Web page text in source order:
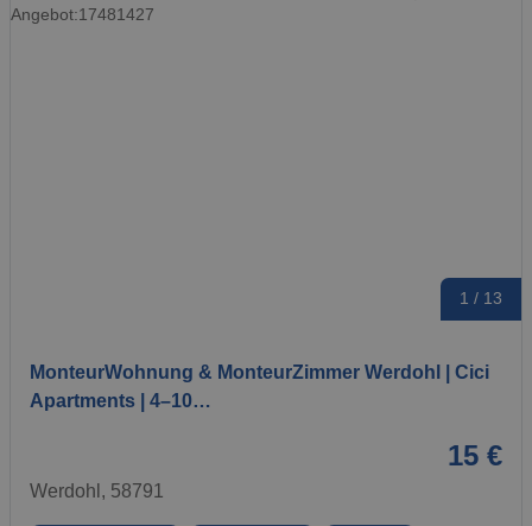
1 / 13
MonteurWohnung & MonteurZimmer Werdohl | Cici
Apartments | 4–10…
15 €
Werdohl, 58791